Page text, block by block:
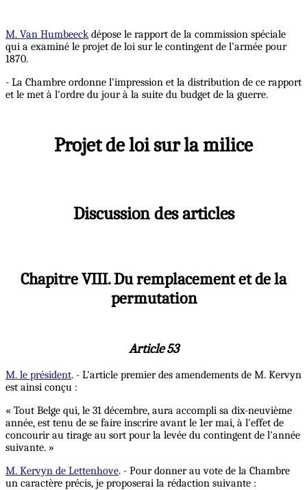
M. Van Humbeeckdépose le rapport de la commission spéciale
qui a examiné le projet de loi sur le contingent de l'armée pour
1870.
- La Chambre ordonne l'impression et la distribution de ce rapport
et le met à l'ordre du jour à la suite du budget de la guerre.
Projet de loi sur la milice
Discussion des articles
Chapitre VIII. Du remplacement et de la
permutation
Article 53
M. le président. - L'article premier des amendements de M. Kervyn
est ainsi conçu :
« Tout Belge qui, le 31 décembre, aura accompli sa dix-neuvième
année, est tenu de se faire inscrire avant le 1er mai, à l'effet de
concourir au tirage au sort pour la levée du contingent de l'année
suivante. »
M. Kervyn de Lettenhove. - Pour donner au vote de la Chambre
un caractère précis, je proposerai la rédaction suivante :